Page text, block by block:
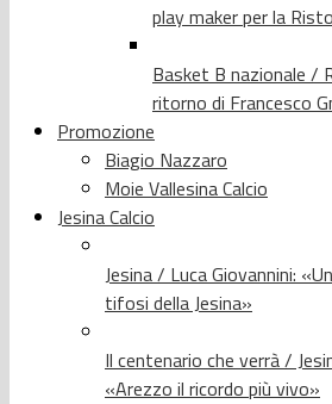
play maker per la
Basket B nazionale /
ritorno di Francesco
Promozione
Biagio Nazzaro
Moie Vallesina Calcio
Jesina Calcio
Jesina / Luca Giovannini:
tifosi della Jesina»
Il centenario che verrà /
«Arezzo il ricordo più vivo»